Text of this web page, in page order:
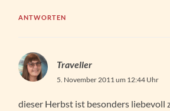
ANTWORTEN
Traveller
5. November 2011 um 12:44 Uhr
dieser Herbst ist besonders liebevoll